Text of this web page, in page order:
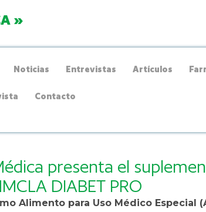
»
Noticias Entrevistas Artículos
Contacto
presenta el
DIABET PRO
Alimento para Uso Médico Especial